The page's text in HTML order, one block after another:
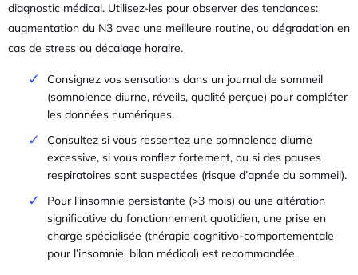
diagnostic médical. Utilisez-les pour observer des tendances:
augmentation du N3 avec une meilleure routine, ou dégradation en
cas de stress ou décalage horaire.
Consignez vos sensations dans un journal de sommeil
(somnolence diurne, réveils, qualité perçue) pour compléter
les données numériques.
Consultez si vous ressentez une somnolence diurne
excessive, si vous ronflez fortement, ou si des pauses
respiratoires sont suspectées (risque d’apnée du sommeil).
Pour l’insomnie persistante (>3 mois) ou une altération
significative du fonctionnement quotidien, une prise en
charge spécialisée (thérapie cognitivo-comportementale
pour l’insomnie, bilan médical) est recommandée.